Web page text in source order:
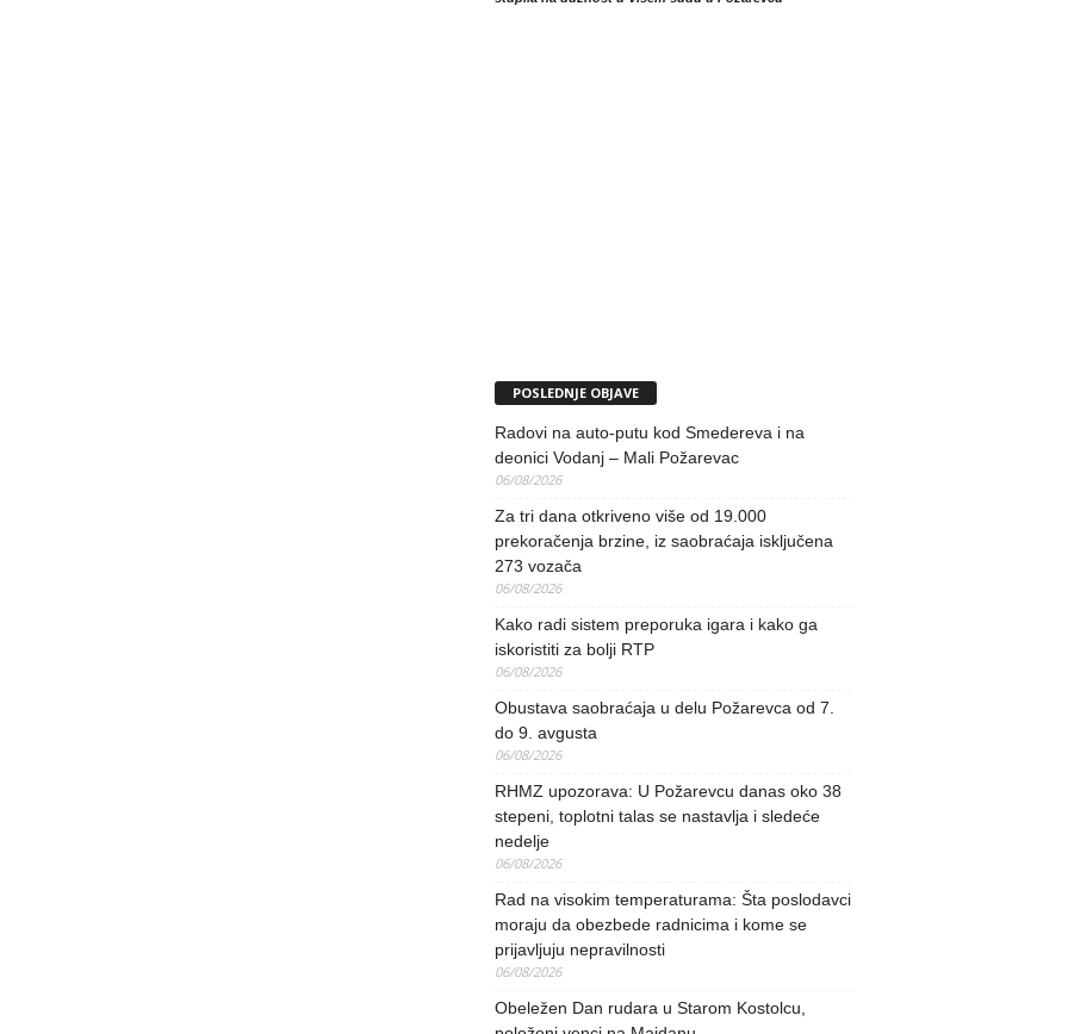
POSLEDNJE OBJAVE
Radovi na auto-putu kod Smedereva i na
deonici Vodanj – Mali Požarevac
06/08/2026
Za tri dana otkriveno više od 19.000
prekoračenja brzine, iz saobraćaja isključena
273 vozača
06/08/2026
Kako radi sistem preporuka igara i kako ga
iskoristiti za bolji RTP
06/08/2026
Obustava saobraćaja u delu Požarevca od 7.
do 9. avgusta
06/08/2026
RHMZ upozorava: U Požarevcu danas oko 38
stepeni, toplotni talas se nastavlja i sledeće
nedelje
06/08/2026
Rad na visokim temperaturama: Šta poslodavci
moraju da obezbede radnicima i kome se
prijavljuju nepravilnosti
06/08/2026
Obeležen Dan rudara u Starom Kostolcu,